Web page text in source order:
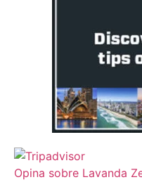
Opina sobre Lavanda